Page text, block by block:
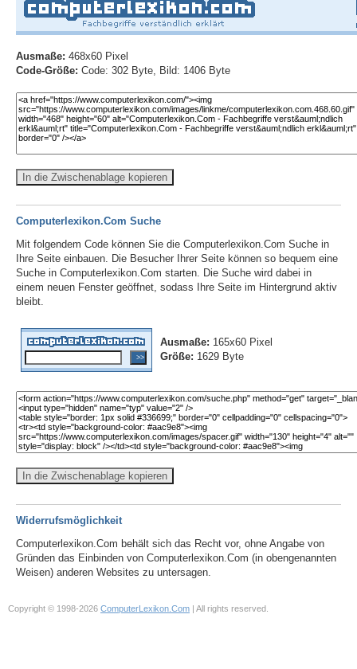
Ausmaße: 468x60 Pixel
Code-Größe: Code: 302 Byte, Bild: 1406 Byte
In die Zwischenablage kopieren
Computerlexikon.Com Suche
Mit folgendem Code können Sie die Computerlexikon.Com Suche in
Ihre Seite einbauen. Die Besucher Ihrer Seite können so bequem eine
Suche in Computerlexikon.Com starten. Die Suche wird dabei in
einem neuen Fenster geöffnet, sodass Ihre Seite im Hintergrund aktiv
bleibt.
Ausmaße: 165x60 Pixel
Größe: 1629 Byte
In die Zwischenablage kopieren
Widerrufsmöglichkeit
Computerlexikon.Com behält sich das Recht vor, ohne Angabe von
Gründen das Einbinden von Computerlexikon.Com (in obengenannten
Weisen) anderen Websites zu untersagen.
Copyright © 1998-2026 ComputerLexikon.Com | All rights reserved.